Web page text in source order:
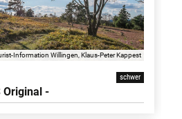
Information Willingen, Klaus-Peter Kappest
schwer
Original -